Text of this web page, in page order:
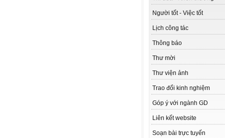
Người tốt - Việc tốt
Lịch công tác
Thông báo
Thư mời
Thư viện ảnh
Trao đổi kinh nghiệm
Góp ý với ngành GD
Liên kết website
Soạn bài trực tuyến